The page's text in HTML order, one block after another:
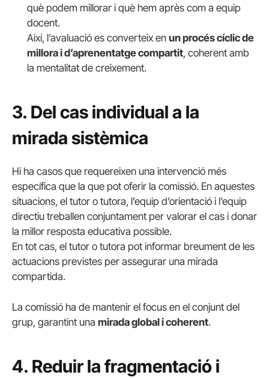
què podem millorar i què hem après com a equip
docent.
Així, l’avaluació es converteix en un procés cíclic de
millora i d’aprenentatge compartit, coherent amb
la mentalitat de creixement.
3. Del cas individual a la
mirada sistèmica
Hi ha casos que requereixen una intervenció més
específica que la que pot oferir la comissió. En aquestes
situacions, el tutor o tutora, l’equip d’orientació i l’equip
directiu treballen conjuntament per valorar el cas i donar
la millor resposta educativa possible.
En tot cas, el tutor o tutora pot informar breument de les
actuacions previstes per assegurar una mirada
compartida.
La comissió ha de mantenir el focus en el conjunt del
grup, garantint una mirada global i coherent.
4. Reduir la fragmentació i